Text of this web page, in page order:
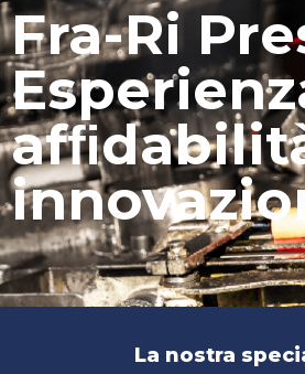
Fra-Ri
La nostra